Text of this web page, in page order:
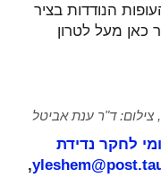
הנודדות בציר
כאן מעל לטרון
צילום: ד"ר ענת אביטל
לחקר נדידת
,